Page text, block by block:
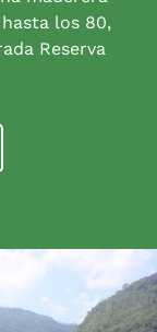
los 80,
Reserva